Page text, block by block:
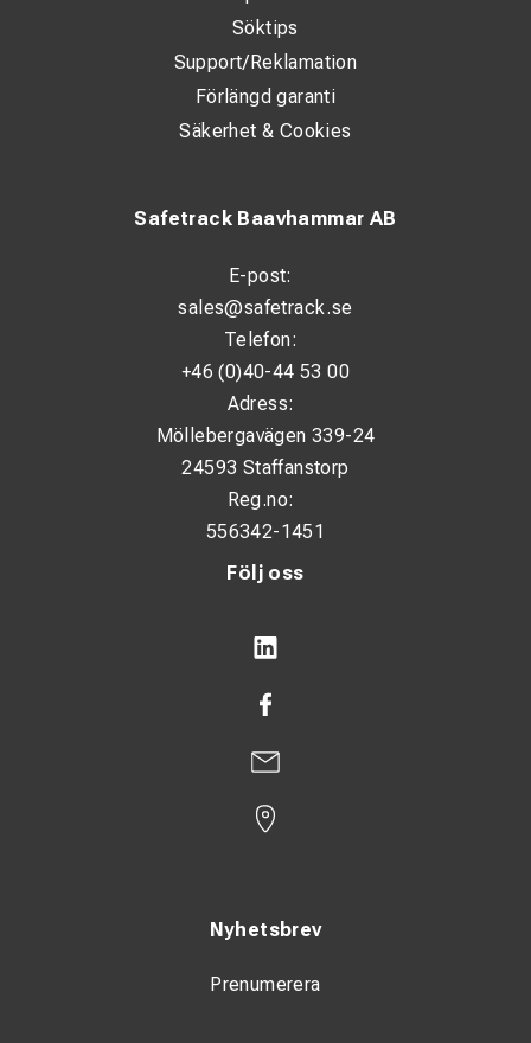
Följ oss
Nyhetsbrev
Prenumerera
Safetrack Baavhammar AB
E-post:
sales@safetrack.se
Telefon:
+46 (0)40-44 53 00
Adress:
Möllebergavägen 339-24
24593 Staffanstorp
Reg.no:
556342-1451
Söktips
Support/Reklamation
Förlängd garanti
Säkerhet & Cookies